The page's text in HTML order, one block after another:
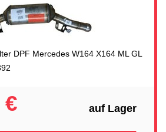
DPF Mercedes W164 X164 ML GL
€ auf Lager